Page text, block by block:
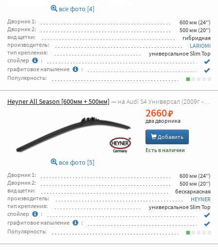
все фото [4]
Дворник 1:
600 мм (24'')
Дворник 2:
500 мм (20'')
вид щетки:
гибридная
производитель:
LARIOMI
тип крепления:
универсальное Slim Top
спойлер
:
графитовое напыление
:
Популярность:
Heyner All Season [600мм + 500мм] — на Audi S4 Универсал (2009г - 2026г [8K5,B8])
все фото [5]
2660
два дворника
Добавить
Есть в наличии
Дворник 1:
600 мм (24'')
Дворник 2:
500 мм (20'')
вид щетки:
бескаркасная
производитель:
HEYNER
тип крепления:
универсальное Slim Top
спойлер
:
графитовое напыление
:
Популярность: